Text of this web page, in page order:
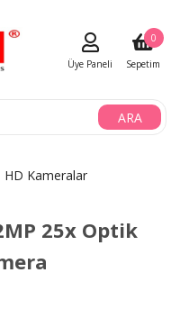
ARA
Üye Paneli Sepetim
0
HD Kameralar
25x Optik